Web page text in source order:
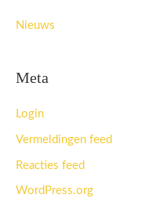
Nieuws
Meta
Login
Vermeldingen feed
Reacties feed
WordPress.org